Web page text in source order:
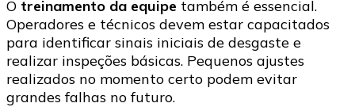
O treinamento da equipe também é essencial.
Operadores e técnicos devem estar capacitados
para identificar sinais iniciais de desgaste e
realizar inspeções básicas. Pequenos ajustes
realizados no momento certo podem evitar
grandes falhas no futuro.